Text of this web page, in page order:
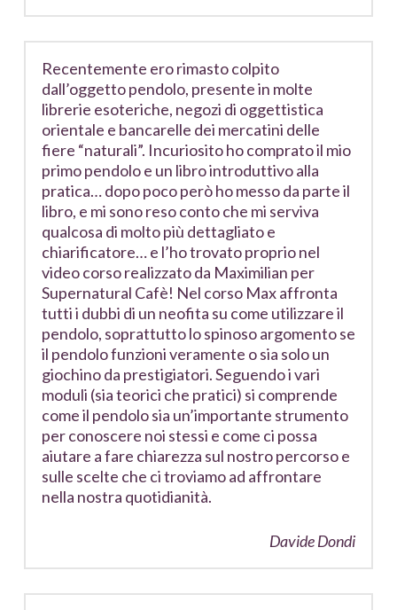
Recentemente ero rimasto colpito
dall’oggetto pendolo, presente in molte
librerie esoteriche, negozi di oggettistica
orientale e bancarelle dei mercatini delle
fiere “naturali”. Incuriosito ho comprato il mio
primo pendolo e un libro introduttivo alla
pratica… dopo poco però ho messo da parte il
libro, e mi sono reso conto che mi serviva
qualcosa di molto più dettagliato e
chiarificatore… e l’ho trovato proprio nel
video corso realizzato da Maximilian per
Supernatural Cafè! Nel corso Max affronta
tutti i dubbi di un neofita su come utilizzare il
pendolo, soprattutto lo spinoso argomento se
il pendolo funzioni veramente o sia solo un
giochino da prestigiatori. Seguendo i vari
moduli (sia teorici che pratici) si comprende
come il pendolo sia un’importante strumento
per conoscere noi stessi e come ci possa
aiutare a fare chiarezza sul nostro percorso e
sulle scelte che ci troviamo ad affrontare
nella nostra quotidianità.
Davide Dondi